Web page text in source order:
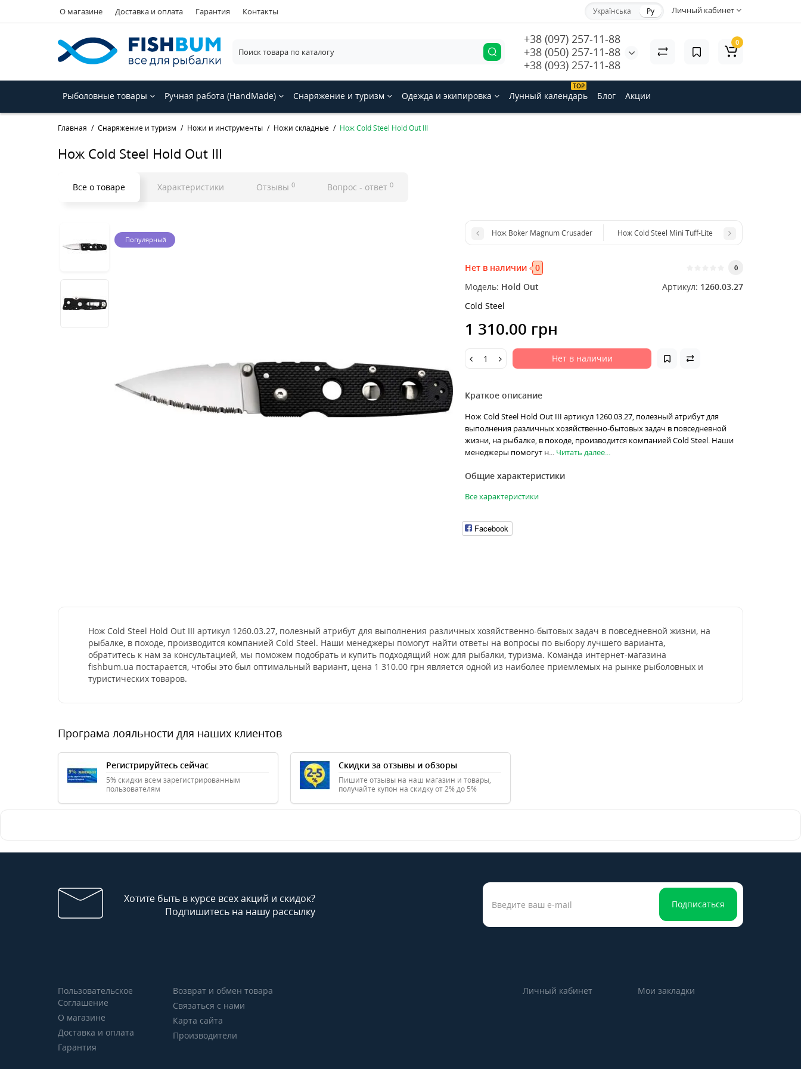
О магазине Доставка и оплата Гарантия Контакты Личный кабинет
Українська Ру
+38 (097) 257-11-88
+38 (050) 257-11-88
+38 (093) 257-11-88
0
Рыболовные товары Ручная работа (HandMade) Снаряжение и туризм Одежда и экипировка
ТОP
Лунный календарь Блог Акции
Главная Снаряжение и туризм Ножи и инструменты Ножи складные Нож Cold Steel Hold Out III
Нож Cold Steel Hold Out III
Все о товаре Характеристики Отзывы 0 Вопрос - ответ 0
Популярный
Нож Boker Magnum Crusader Нож Cold Steel Mini Tuff-Lite
Нет в наличии 0 0
Модель: Hold Out Артикул: 1260.03.27
Cold Steel
1 310.00 грн
Нет в наличии
Краткое описание
Нож Cold Steel Hold Out III артикул 1260.03.27, полезный атрибут для
выполнения различных хозяйственно-бытовых задач в повседневной
жизни, на рыбалке, в походе, производится компанией Cold Steel. Наши
менеджеры помогут н... Читать далее...
Общие характеристики
Все характеристики
Facebook
Нож Cold Steel Hold Out III артикул 1260.03.27, полезный атрибут для выполнения различных хозяйственно-бытовых задач в повседневной жизни, на
рыбалке, в походе, производится компанией Cold Steel. Наши менеджеры помогут найти ответы на вопросы по выбору лучшего варианта,
обратитесь к нам за консультацией, мы поможем подобрать и купить подходящий нож для рыбалки, туризма. Команда интернет-магазина
fishbum.ua постарается, чтобы это был оптимальный вариант, цена 1 310.00 грн является одной из наиболее приемлемых на рынке рыболовных и
туристических товаров.
Програма лояльности для наших клиентов
Регистрируйтесь сейчас
5% скидки всем зарегистрированным
пользователям
Скидки за отзывы и обзоры
Пишите отзывы на наш магазин и товары,
получайте купон на скидку от 2% до 5%
Хотите быть в курсе всех акций и скидок?
Подпишитесь на нашу рассылку
Подписаться
Пользовательское
Соглашение
О магазине
Доставка и оплата
Гарантия
Возврат и обмен товара
Связаться с нами
Карта сайта
Производители
Личный кабинет Мои закладки